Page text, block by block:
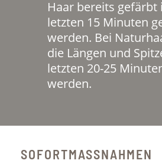
Haar bereits gefärbt
letzten 15 Minuten
werden. Bei
die Längen und
letzten 20-25
werden.
SOFORTMASSNAHMEN